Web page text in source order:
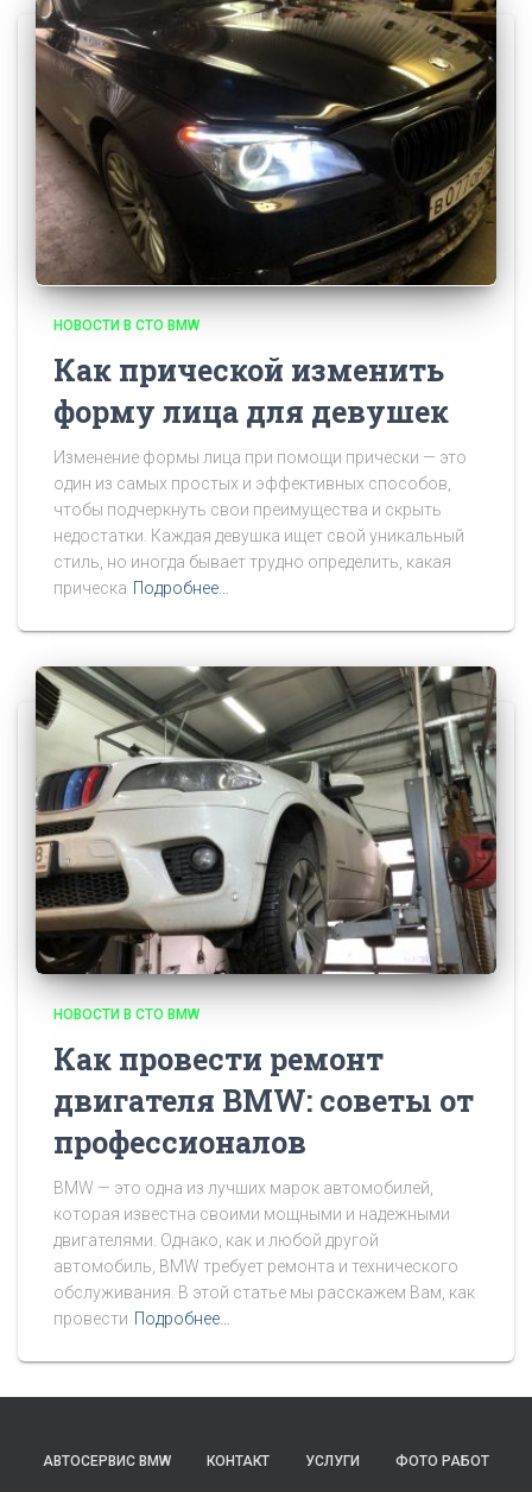
НОВОСТИ В СТО BMW
Как прической изменить
форму лица для девушек
Изменение формы лица при помощи прически — это
один из самых простых и эффективных способов,
чтобы подчеркнуть свои преимущества и скрыть
недостатки. Каждая девушка ищет свой уникальный
стиль, но иногда бывает трудно определить, какая
прическа Подробнее…
НОВОСТИ В СТО BMW
Как провести ремонт
двигателя BMW: советы от
профессионалов
BMW — это одна из лучших марок автомобилей,
которая известна своими мощными и надежными
двигателями. Однако, как и любой другой
автомобиль, BMW требует ремонта и технического
обслуживания. В этой статье мы расскажем Вам, как
провести Подробнее…
АВТОСЕРВИС BMW КОНТАКТ УСЛУГИ ФОТО РАБОТ